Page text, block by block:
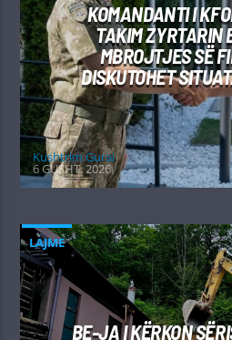
KOMANDANTI I
TAKIM ZYRTARIN
MBROJTJES SË
DISKUTOHET
Kushtrim Guraj
6 GUSHT, 2026
LAJME
BE-JA I KËRKON